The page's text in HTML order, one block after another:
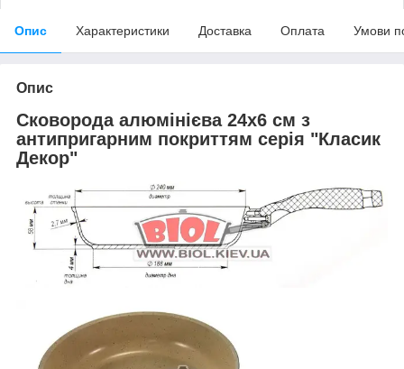
Опис Характеристики Доставка Оплата Умови
Опис
Сковорода алюмінієва 24х6 см з
антипригарним покриттям серія "Класик
Декор"